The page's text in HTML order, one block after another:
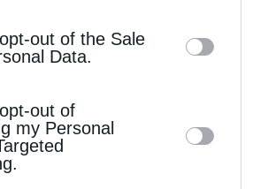
participants. This
also be disclosed by us to
theIAB’s List of
third parties.
out of the Sale
Data.
out of
my Personal